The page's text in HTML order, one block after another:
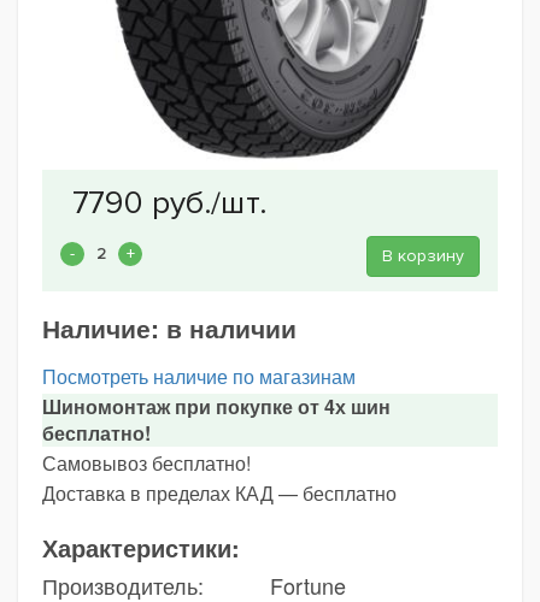
В корзину
Наличие: в наличии
Посмотреть наличие по магазинам
Шиномонтаж при покупке от 4х шин
бесплатно!
Самовывоз бесплатно!
Доставка в пределах КАД — бесплатно
Характеристики:
Производитель:
Fortune